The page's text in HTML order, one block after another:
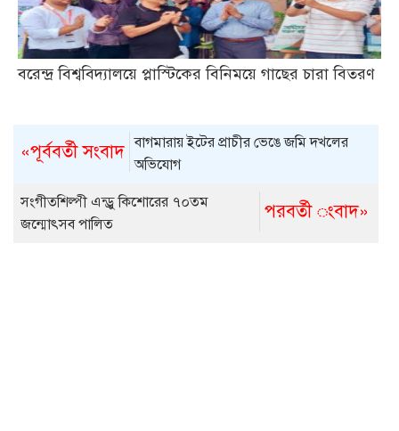
বরেন্দ্র বিশ্ববিদ্যালয়ে প্লাস্টিকের বিনিময়ে গাছের চারা বিতরণ
«পূর্ববর্তী সংবাদ বাগমারায় ইটের প্রাচীর ভেঙে জমি দখলের
অভিযোগ
পরবর্তী ংবাদ»
সংগীতশিল্পী এন্ড্রু কিশোরের ৭০তম
জন্মোৎসব পালিত